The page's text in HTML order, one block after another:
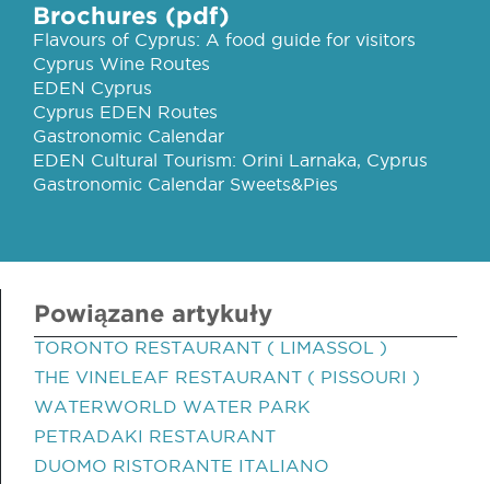
Brochures (pdf)
Flavours of Cyprus: A food guide for visitors
Cyprus Wine Routes
EDEN Cyprus
Cyprus EDEN Routes
Gastronomic Calendar
EDEN Cultural Tourism: Orini Larnaka, Cyprus
Gastronomic Calendar Sweets&Pies
Powiązane artykuły
TORONTO RESTAURANT ( LIMASSOL )
THE VINELEAF RESTAURANT ( PISSOURI )
WATERWORLD WATER PARK
PETRADAKI RESTAURANT
DUOMO RISTORANTE ITALIANO